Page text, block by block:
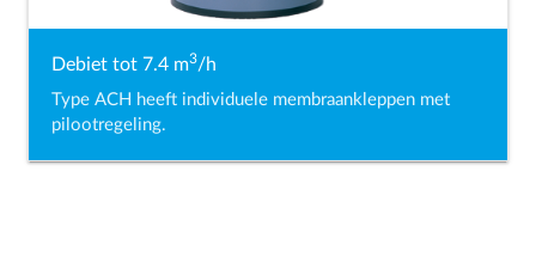
Debiet tot 7.4 m3/h
Type ACH heeft individuele membraankleppen met
pilootregeling.